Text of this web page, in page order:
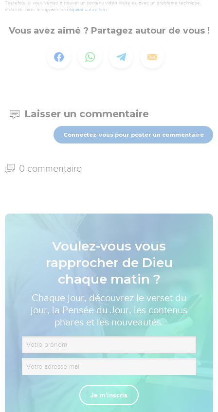
Toutefois, si vous veniez à trouver un contenu vidéo illicite ou avec un problème technique,
merci de nous le signaler en cliquant sur ce lien.
Vous avez aimé ? Partagez autour de vous !
Laisser un commentaire
Connectez-vous pour poster un commentaire
0 commentaire
Voulez-vous vous
rapprocher de Dieu
chaque matin ?
Chaque jour, découvrez le verset du
jour, la Pensée du Jour, les contenus
phares et les nouveautés.
Je m'inscris